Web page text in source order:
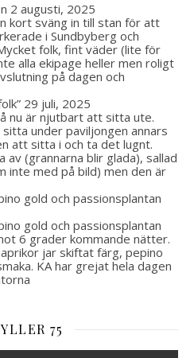
2 augusti, 2025
kort sväng in till stan för att
i Sundbyberg och
folk, fint väder (lite för
alla ekipage heller men roligt
på dagen och
29 juli, 2025
nu är njutbart att sitta ute.
under paviljongen annars
att sitta i och ta det lugnt.
av (grannarna blir glada), sallad
inte med på bild) men den är
gold och passionsplantan
gold och passionsplantan
6 grader kommande nätter.
jar skiftat färg, pepino
KA har grejat hela dagen
75